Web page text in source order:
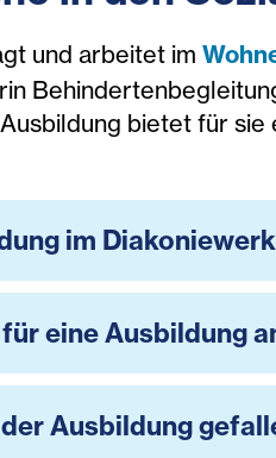
und arbeitet im
bietet für
im
eine Ausbildung
Ausbildung